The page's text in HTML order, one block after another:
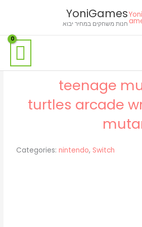
YoniGames
חנות משחקים במחיר יבוא
teenage
turtles arcade
Categories: nintendo,Switch